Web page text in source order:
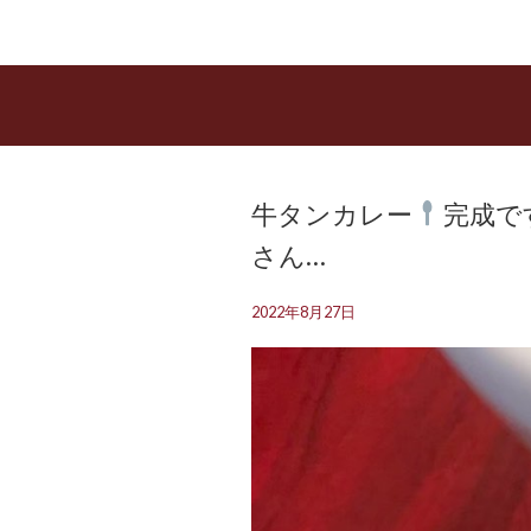
牛タンカレー
完成
さん…
2022年8月27日